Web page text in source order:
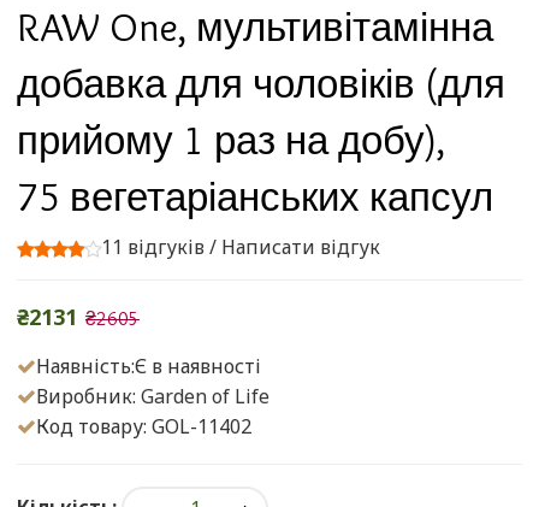
RAW One, мультивітамінна
добавка для чоловіків (для
прийому 1 раз на добу),
75 вегетаріанських капсул
11 відгуків/ Написати відгук
₴2131 ₴2605
Наявність:Є в наявності
Виробник: Garden of Life
Код товару: GOL-11402